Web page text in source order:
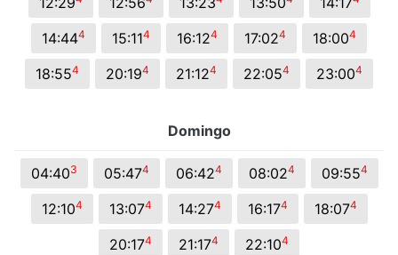
14:444 15:114 16:124 17:024 18:004
18:554 20:194 21:124 22:054 23:004
Domingo
04:403 05:474 06:424 08:024 09:554
12:104 13:074 14:274 16:174 18:074
20:174 21:174 22:104